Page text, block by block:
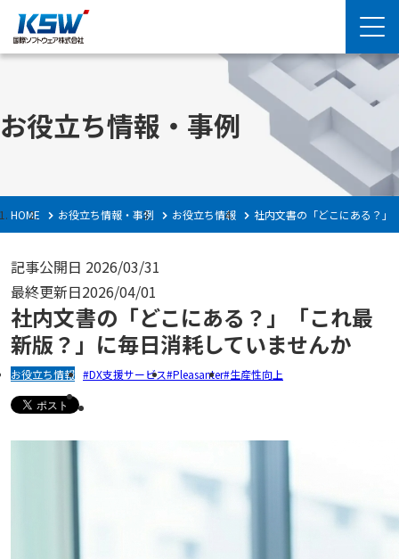
お役立ち情報・事例
HOME お役立ち情報・事例 お役立ち情報 社内文書の「どこにある？」
記事公開日 2026/03/31
最終更新日2026/04/01
社内文書の「どこにある？」「これ最
新版？」に毎日消耗していませんか
お役立ち情報 DX支援サービス Pleasanter 生産性向上